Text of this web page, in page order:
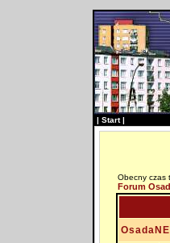
| Start|
Obecny czas
Forum